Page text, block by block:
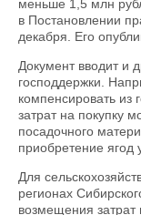
меньше 1,5 млн
в Постановлении
декабря. Его
Документ вводит и
господдержки.
компенсировать из
затрат на покупку
посадочного
приобретение ягод
Для
регионах
возмещения затрат